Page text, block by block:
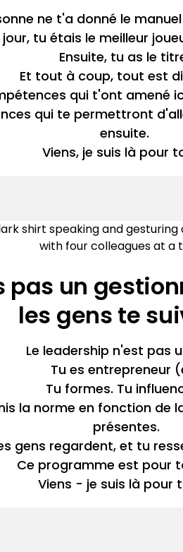
ne t'a donné le
jour, tu étais le meilleur
Ensuite, tu as le
Et tout à coup, tout est
qui t'ont amené
qui te permettront
ensuite.
Viens, je suis là pour
pas un
les gens te
Le leadership n'est pas
Tu es entrepreneur
Tu formes. Tu
la norme en fonction de
présentes.
gens regardent, et tu
Ce programme est pour
Viens - je suis là pour